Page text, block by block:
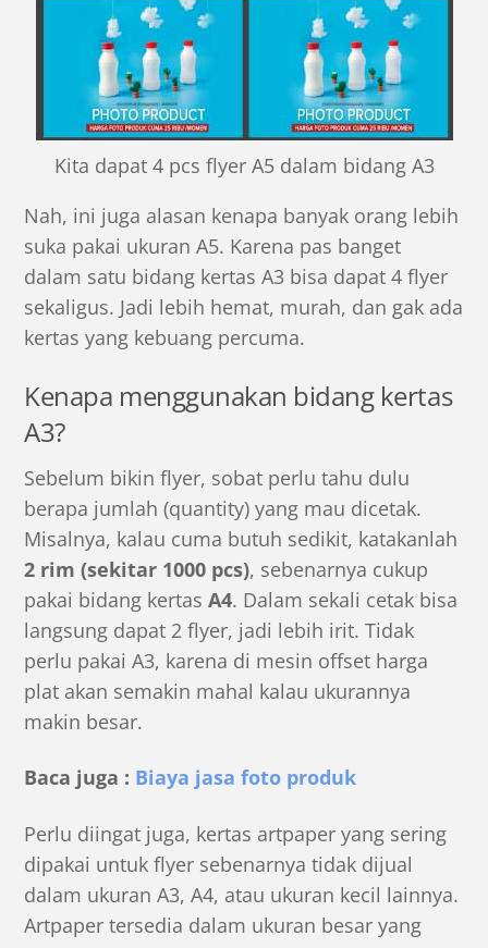
Kita dapat 4 pcs flyer A5 dalam bidang A3
Nah, ini juga alasan kenapa banyak orang lebih
suka pakai ukuran A5. Karena pas banget
dalam satu bidang kertas A3 bisa dapat 4 flyer
sekaligus. Jadi lebih hemat, murah, dan gak ada
kertas yang kebuang percuma.
Kenapa menggunakan bidang kertas
A3?
Sebelum bikin flyer, sobat perlu tahu dulu
berapa jumlah (quantity) yang mau dicetak.
Misalnya, kalau cuma butuh sedikit, katakanlah
2 rim (sekitar 1000 pcs), sebenarnya cukup
pakai bidang kertasA4. Dalam sekali cetak bisa
langsung dapat 2 flyer, jadi lebih irit. Tidak
perlu pakai A3, karena di mesin offset harga
plat akan semakin mahal kalau ukurannya
makin besar.
Baca juga : Biaya jasa foto produk
Perlu diingat juga, kertas artpaper yang sering
dipakai untuk flyer sebenarnya tidak dijual
dalam ukuran A3, A4, atau ukuran kecil lainnya.
Artpaper tersedia dalam ukuran besar yang